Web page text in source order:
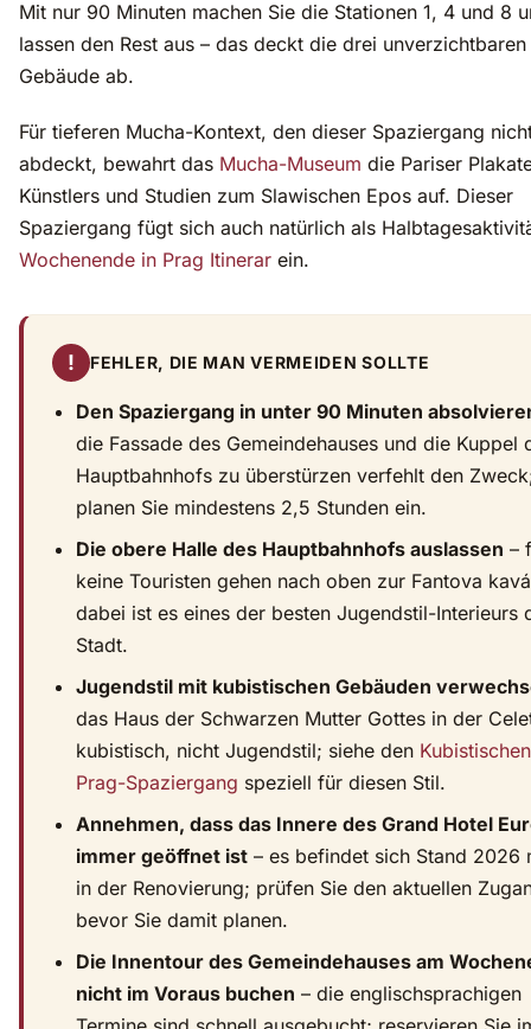
Mit nur 90 Minuten machen Sie die Stationen 1, 4 und 8
lassen den Rest aus – das deckt die drei unverzichtbaren
Gebäude ab.
Für tieferen Mucha-Kontext, den dieser Spaziergang
abdeckt, bewahrt das Mucha-Museum die Pariser
Künstlers und Studien zum Slawischen Epos auf. Dieser
Spaziergang fügt sich auch natürlich als
Wochenende in Prag Itinerar ein.
! FEHLER, DIE MAN VERMEIDEN SOLLTE
Den Spaziergang in unter 90 Minuten
die Fassade des Gemeindehauses und die Kuppel
Hauptbahnhofs zu überstürzen verfehlt den
planen Sie mindestens 2,5 Stunden ein.
Die obere Halle des Hauptbahnhofs auslassen –
keine Touristen gehen nach oben zur Fantova
dabei ist es eines der besten Jugendstil-Interieurs
Stadt.
Jugendstil mit kubistischen Gebäuden
das Haus der Schwarzen Mutter Gottes in der
kubistisch, nicht Jugendstil; siehe den Kubistischen
Prag-Spaziergang speziell für diesen Stil.
Annehmen, dass das Innere des Grand Hotel
immer geöffnet ist – es befindet sich Stand 2026
in der Renovierung; prüfen Sie den aktuellen
bevor Sie damit planen.
Die Innentour des Gemeindehauses am
nicht im Voraus buchen – die englischsprachigen